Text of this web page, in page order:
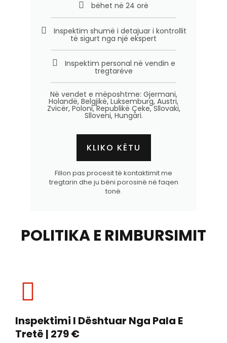
bëhet në 24 orë
Inspektim shumë i detajuar i kontrollit
të sigurt nga një ekspert
Inspektim personal në vendin e
tregtarëve
Në vendet e mëposhtme: Gjermani,
Holandë, Belgjikë, Luksemburg, Austri,
Zvicër, Poloni, Republikë Çeke, Sllovaki,
Slloveni, Hungari.
KLIKO KËTU
Fillon pas procesit të kontaktimit me
tregtarin dhe ju bëni porosinë në faqen
tonë.
POLITIKA E RIMBURSIMIT
Inspektimi I Dështuar Nga Pala E
Tretë | 279 €